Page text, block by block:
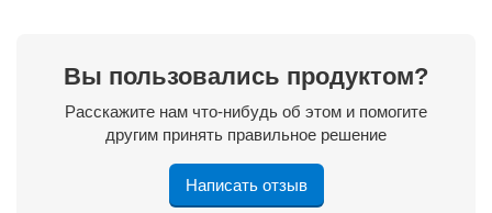
Вы пользовались продуктом?
Расскажите нам что-нибудь об этом и помогите
другим принять правильное решение
Написать отзыв